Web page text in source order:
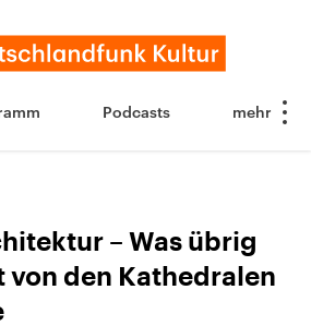
Podcasts
– Was übrig
von den Kathedralen